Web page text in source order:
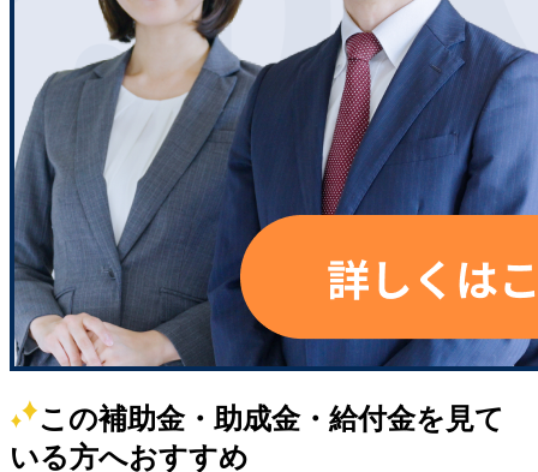
この補助金・助成金・給付金を見て
いる方へおすすめ